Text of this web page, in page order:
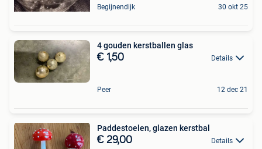
Begijnendijk 30 okt 25
4 gouden kerstballen glas
€ 1,50 Details
Peer 12 dec 21
Paddestoelen, glazen kerstbal
€ 29,00 Details